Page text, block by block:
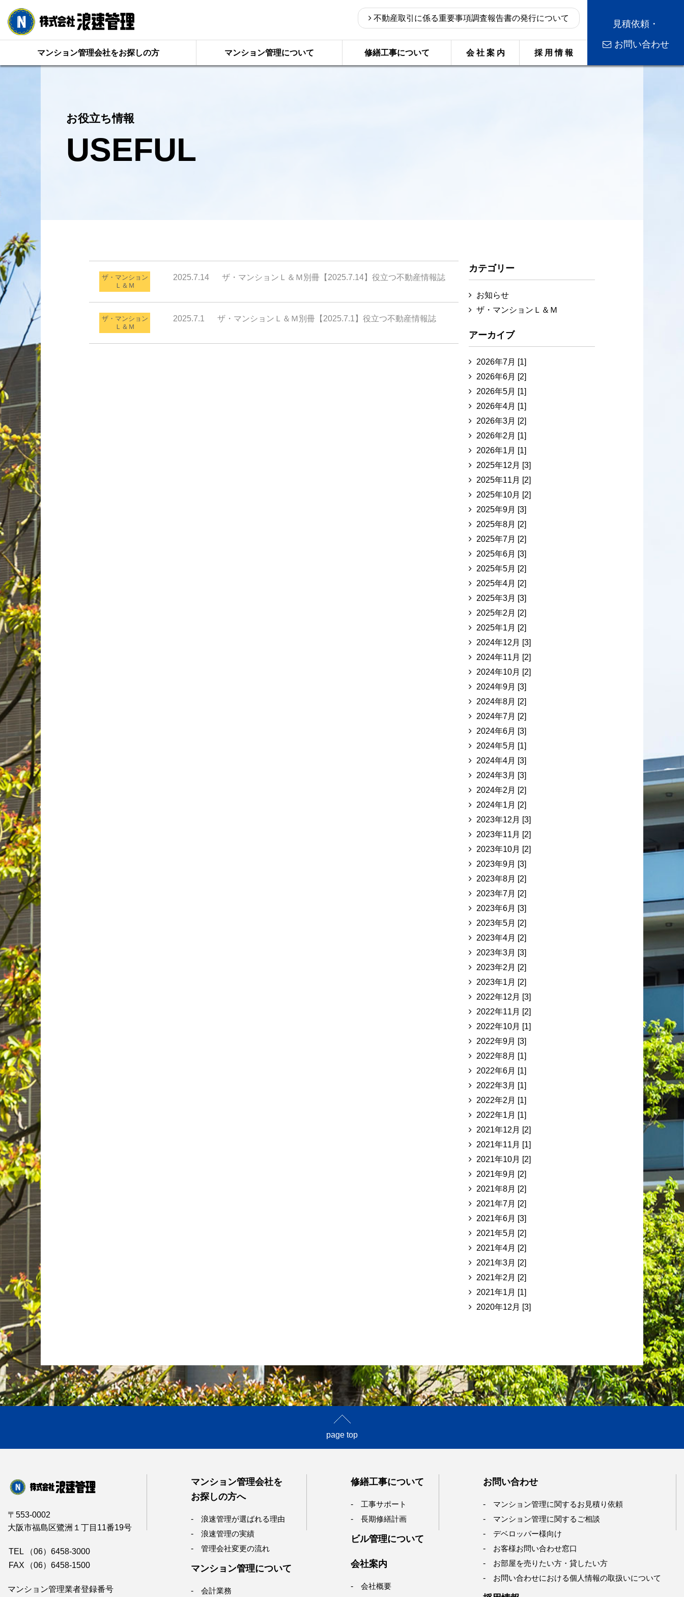
不動産取引に係る重要事項調査報告書の発行について
マンション管理会社をお探しの方 マンション管理について 修繕工事について 会 社 案 内 採 用 情 報
見積依頼・
お問い合わせ
お役立ち情報
USEFUL
ザ・マンション
Ｌ＆Ｍ
2025.7.14 ザ・マンションＬ＆Ｍ別冊【2025.7.14】役立つ不動産情報誌
ザ・マンション
Ｌ＆Ｍ
2025.7.1 ザ・マンションＬ＆Ｍ別冊【2025.7.1】役立つ不動産情報誌
カテゴリー
お知らせ
ザ・マンションＬ＆Ｍ
アーカイブ
2026年7月 [1]
2026年6月 [2]
2026年5月 [1]
2026年4月 [1]
2026年3月 [2]
2026年2月 [1]
2026年1月 [1]
2025年12月 [3]
2025年11月 [2]
2025年10月 [2]
2025年9月 [3]
2025年8月 [2]
2025年7月 [2]
2025年6月 [3]
2025年5月 [2]
2025年4月 [2]
2025年3月 [3]
2025年2月 [2]
2025年1月 [2]
2024年12月 [3]
2024年11月 [2]
2024年10月 [2]
2024年9月 [3]
2024年8月 [2]
2024年7月 [2]
2024年6月 [3]
2024年5月 [1]
2024年4月 [3]
2024年3月 [3]
2024年2月 [2]
2024年1月 [2]
2023年12月 [3]
2023年11月 [2]
2023年10月 [2]
2023年9月 [3]
2023年8月 [2]
2023年7月 [2]
2023年6月 [3]
2023年5月 [2]
2023年4月 [2]
2023年3月 [3]
2023年2月 [2]
2023年1月 [2]
2022年12月 [3]
2022年11月 [2]
2022年10月 [1]
2022年9月 [3]
2022年8月 [1]
2022年6月 [1]
2022年3月 [1]
2022年2月 [1]
2022年1月 [1]
2021年12月 [2]
2021年11月 [1]
2021年10月 [2]
2021年9月 [2]
2021年8月 [2]
2021年7月 [2]
2021年6月 [3]
2021年5月 [2]
2021年4月 [2]
2021年3月 [2]
2021年2月 [2]
2021年1月 [1]
2020年12月 [3]
page top
〒553-0002
大阪市福島区鷺洲１丁目11番19号
TEL
（06）6458-3000
FAX
（06）6458-1500
マンション管理業者登録番号
マンション管理会社を
お探しの方へ
浪速管理が選ばれる理由
浪速管理の実績
管理会社変更の流れ
マンション管理について
会計業務
修繕工事について
工事サポート
長期修繕計画
ビル管理について
会社案内
会社概要
お問い合わせ
マンション管理に関するお見積り依頼
マンション管理に関するご相談
デベロッパー様向け
お客様お問い合わせ窓口
お部屋を売りたい方・貸したい方
お問い合わせにおける個人情報の取扱いについて